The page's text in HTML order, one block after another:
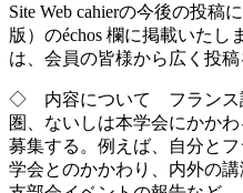
Site Web cahierの今後の投稿
版）のéchos 欄に掲載いたし
は、会員の皆様から広く投稿
◇ 内容について フランス
圏、ないしは本学会にかか
募集する。例えば、自分と
学会とのかかわり、内外の